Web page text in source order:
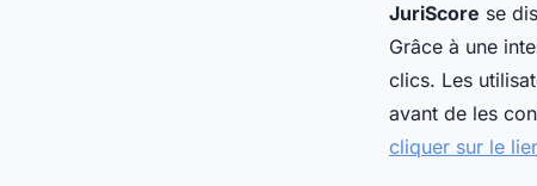
JuriScore se
Grâce à une
clics. Les
avant de les
cliquer sur le